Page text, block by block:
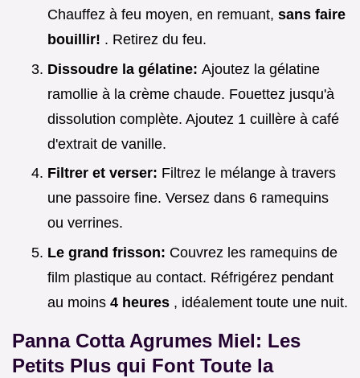
Chauffez à feu moyen, en remuant, sans faire
bouillir! . Retirez du feu.
Dissoudre la gélatine: Ajoutez la gélatine
ramollie à la crème chaude. Fouettez jusqu'à
dissolution complète. Ajoutez 1 cuillère à café
d'extrait de vanille.
Filtrer et verser: Filtrez le mélange à travers
une passoire fine. Versez dans 6 ramequins
ou verrines.
Le grand frisson: Couvrez les ramequins de
film plastique au contact. Réfrigérez pendant
au moins 4 heures , idéalement toute une nuit.
Panna Cotta Agrumes Miel: Les
Petits Plus qui Font Toute la